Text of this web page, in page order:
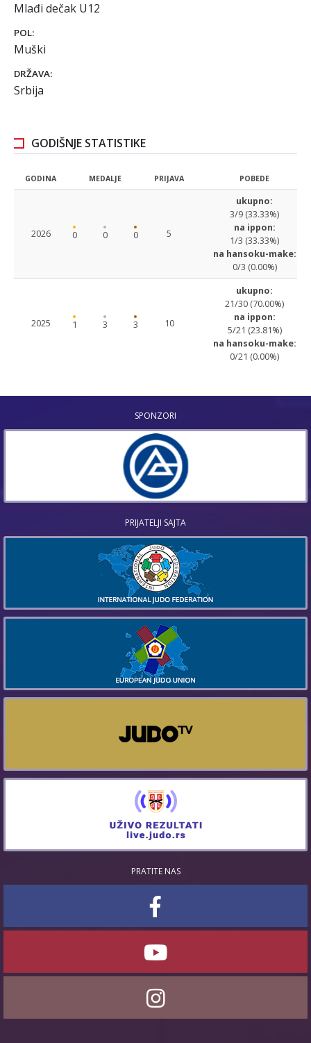
Mlađi dečak U12
POL:
Muški
DRŽAVA:
Srbija
GODIŠNJE STATISTIKE
GODINA MEDALJE PRIJAVA POBEDE
2026 0 0 0 5
ukupno:
3/9 (33.33%)
na ippon:
1/3 (33.33%)
na hansoku-make:
0/3 (0.00%)
2025 1 3 3 10
ukupno:
21/30 (70.00%)
na ippon:
5/21 (23.81%)
na hansoku-make:
0/21 (0.00%)
SPONZORI
PRIJATELJI SAJTA
PRATITE NAS